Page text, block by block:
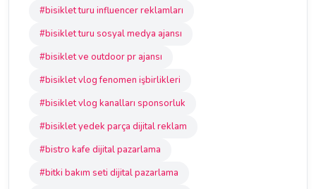
#bisiklet turu influencer reklamları
#bisiklet turu sosyal medya ajansı
#bisiklet ve outdoor pr ajansı
#bisiklet vlog fenomen işbirlikleri
#bisiklet vlog kanalları sponsorluk
#bisiklet yedek parça dijital reklam
#bistro kafe dijital pazarlama
#bitki bakım seti dijital pazarlama